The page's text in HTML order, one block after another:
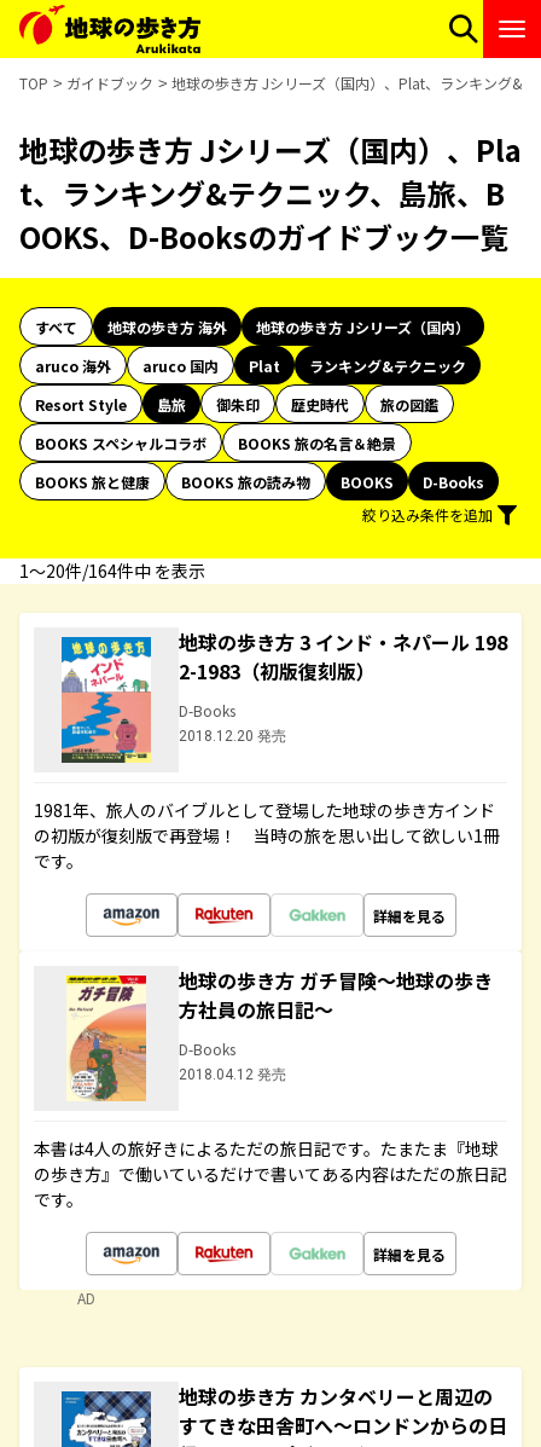
TOP ガイドブック 地球の歩き方 Jシリーズ（国内）、Plat、ランキング&
地球の歩き方 Jシリーズ（国内）、Pla
t、ランキング&テクニック、島旅、B
OOKS、D-Booksのガイドブック一覧
すべて 地球の歩き方 海外
地球の歩き方 Jシリーズ（国内）
aruco 海外
aruco 国内 Plat
ランキング&テクニック
Resort Style
島旅 御朱印 歴史時代
旅の図鑑
BOOKS スペシャルコラボ
BOOKS 旅の名言＆絶景
BOOKS 旅と健康
BOOKS 旅の読み物 BOOKS
D-Books
絞り込み条件を追加
1〜20件/164件中 を表示
地球の歩き方 3 インド・ネパール 198
2-1983（初版復刻版）
D-Books
2018.12.20 発売
1981年、旅人のバイブルとして登場した地球の歩き方インド
の初版が復刻版で再登場！ 当時の旅を思い出して欲しい1冊
です。
詳細を見る
地球の歩き方 ガチ冒険～地球の歩き
方社員の旅日記～
D-Books
2018.04.12 発売
本書は4人の旅好きによるただの旅日記です。たまたま『地球
の歩き方』で働いているだけで書いてある内容はただの旅日記
です。
詳細を見る
AD
地球の歩き方 カンタベリーと周辺の
すてきな田舎町へ～ロンドンからの日